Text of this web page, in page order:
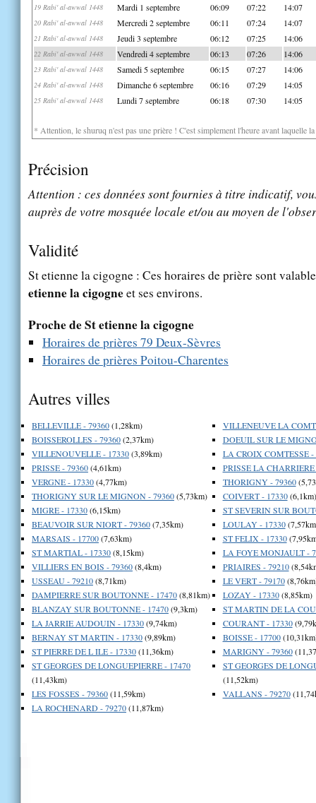
19 Rabi' al-awwal 1448 Mardi 1 septembre 06:09 07:22 14:07
20 Rabi' al-awwal 1448 Mercredi 2 septembre 06:11 07:24 14:07
21 Rabi' al-awwal 1448 Jeudi 3 septembre 06:12 07:25 14:06
22 Rabi' al-awwal 1448 Vendredi 4 septembre 06:13 07:26 14:06
23 Rabi' al-awwal 1448 Samedi 5 septembre 06:15 07:27 14:06
24 Rabi' al-awwal 1448 Dimanche 6 septembre 06:16 07:29 14:05
25 Rabi' al-awwal 1448 Lundi 7 septembre 06:18 07:30 14:05
* Attention, le shuruq n'est pas une prière ! C'est simplement l'heure avant laquelle
Précision
Attention : ces données sont fournies à titre indicatif,
auprès de votre mosquée locale et/ou au moyen de
Validité
St etienne la cigogne : Ces horaires de prière sont
etienne la cigogneet ses environs.
Proche de St etienne la cigogne
Horaires de prières 79 Deux-Sèvres
Horaires de prières Poitou-Charentes
Autres villes
BELLEVILLE - 79360(1,28km)
BOISSEROLLES - 79360(2,37km)
VILLENOUVELLE - 17330(3,89km)
PRISSE - 79360(4,61km)
VERGNE - 17330(4,77km)
THORIGNY SUR LE MIGNON - 79360(5,73km)
MIGRE - 17330(6,15km)
BEAUVOIR SUR NIORT - 79360(7,35km)
MARSAIS - 17700(7,63km)
ST MARTIAL - 17330(8,15km)
VILLIERS EN BOIS - 79360(8,4km)
USSEAU - 79210(8,71km)
DAMPIERRE SUR BOUTONNE - 17470(8,81km)
BLANZAY SUR BOUTONNE - 17470(9,3km)
LA JARRIE AUDOUIN - 17330(9,74km)
BERNAY ST MARTIN - 17330(9,89km)
ST PIERRE DE L ILE - 17330(11,36km)
ST GEORGES DE LONGUEPIERRE - 17470
(11,43km)
LES FOSSES - 79360(11,59km)
LA ROCHENARD - 79270(11,87km)
VILLENEUVE LA
DOEUIL SUR LE
LA CROIX COMTESSE -
PRISSE LA CHARRIERE
THORIGNY - 79360
COIVERT - 17330(6,1km)
ST SEVERIN SUR
LOULAY - 17330
ST FELIX - 17330
LA FOYE MONJAULT -
PRIAIRES - 79210
LE VERT - 79170
LOZAY - 17330(8,85km)
ST MARTIN DE LA
COURANT - 17330
BOISSE - 17700
MARIGNY - 79360
ST GEORGES DE
(11,52km)
VALLANS - 79270